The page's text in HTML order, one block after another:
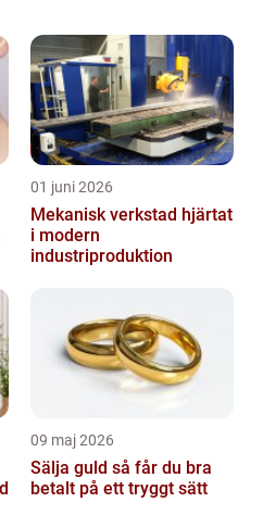
01 juni 2026
Mekanisk verkstad hjärtat
i modern
industriproduktion
09 maj 2026
Sälja guld så får du bra
betalt på ett tryggt sätt